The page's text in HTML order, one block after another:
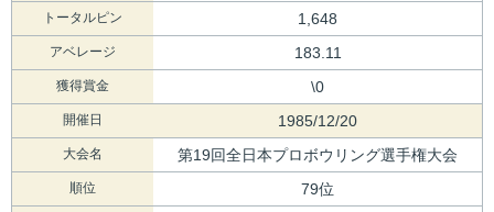
トータルピン 1,648
アベレージ 183.11
獲得賞金 \0
開催日 1985/12/20
大会名 第19回全日本プロボウリング選手権大会
順位 79位